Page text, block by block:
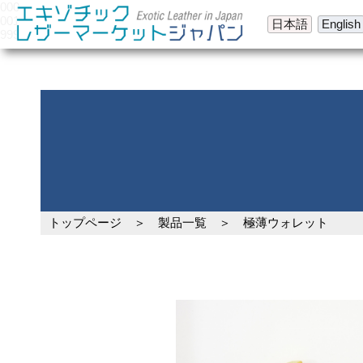
000
001
日本語 English
トップページ ＞ 製品一覧 ＞ 極薄ウォレット